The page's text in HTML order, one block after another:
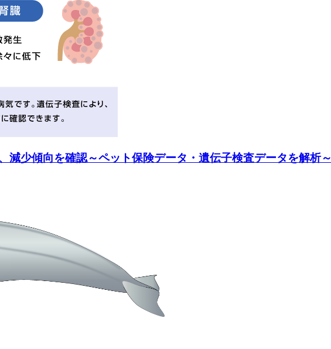
減少傾向を確認～ペット保険データ・遺伝子検査データを解析～